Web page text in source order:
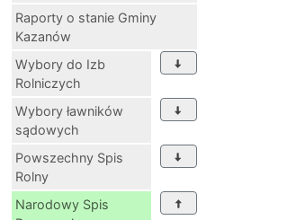
Raporty o stanie Gminy
Kazanów
Wybory do Izb
Rolniczych
Wybory ławników
sądowych
Powszechny Spis
Rolny
Narodowy Spis